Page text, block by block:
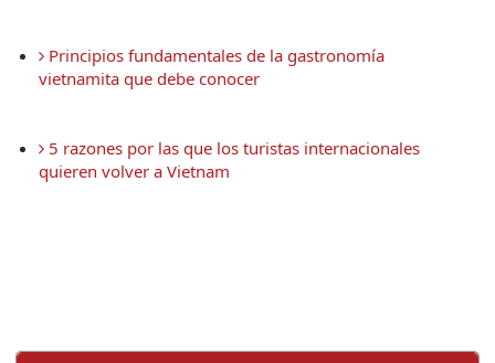
Principios fundamentales de la gastronomía
vietnamita que debe conocer
5 razones por las que los turistas internacionales
quieren volver a Vietnam